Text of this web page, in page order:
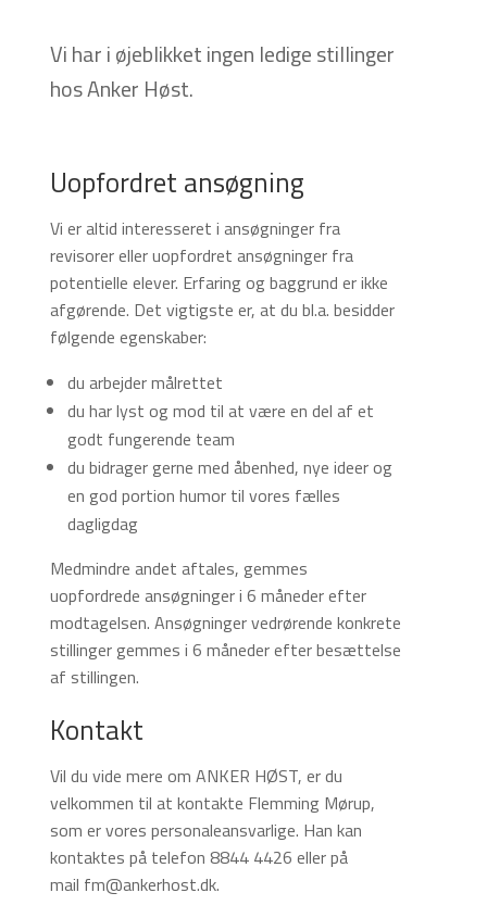
Vi har i øjeblikket ingen ledige stillinger
hos Anker Høst.
Uopfordret ansøgning
Vi er altid interesseret i ansøgninger fra
revisorer eller uopfordret ansøgninger fra
potentielle elever. Erfaring og baggrund er ikke
afgørende. Det vigtigste er, at du bl.a. besidder
følgende egenskaber:
du arbejder målrettet
du har lyst og mod til at være en del af et
godt fungerende team
du bidrager gerne med åbenhed, nye ideer og
en god portion humor til vores fælles
dagligdag
Medmindre andet aftales, gemmes
uopfordrede ansøgninger i 6 måneder efter
modtagelsen. Ansøgninger vedrørende konkrete
stillinger gemmes i 6 måneder efter besættelse
af stillingen.
Kontakt
Vil du vide mere om ANKER HØST, er du
velkommen til at kontakte Flemming Mørup,
som er vores personaleansvarlige. Han kan
kontaktes på telefon 8844 4426 eller på
mail fm@ankerhost.dk.